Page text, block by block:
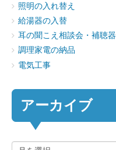
照明の入れ替え
給湯器の入替
耳の聞こえ相談会・補聴器
調理家電の納品
電気工事
アーカイブ